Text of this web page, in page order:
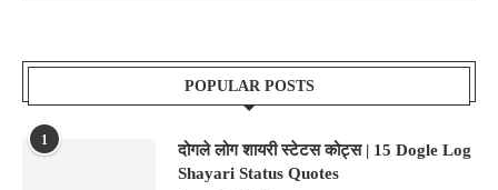
POPULAR POSTS
1
दोगले लोग शायरी स्टेटस कोट्स | 15 Dogle Log
Shayari Status Quotes